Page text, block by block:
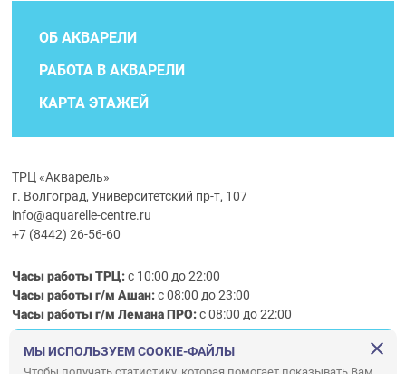
ОБ АКВАРЕЛИ
РАБОТА В АКВАРЕЛИ
КАРТА ЭТАЖЕЙ
ТРЦ «Акварель»
г. Волгоград, Университетский пр-т, 107
info@aquarelle-centre.ru
+7 (8442) 26-56-60
Часы работы ТРЦ:с 10:00 до 22:00
Часы работы г/м Ашан:с 08:00 до 23:00
Часы работыг/мЛемана ПРО:с 08:00 до 22:00
Правила посещения ТРЦ «Акварель»
МЫ ИСПОЛЬЗУЕМ COOKIE-ФАЙЛЫ